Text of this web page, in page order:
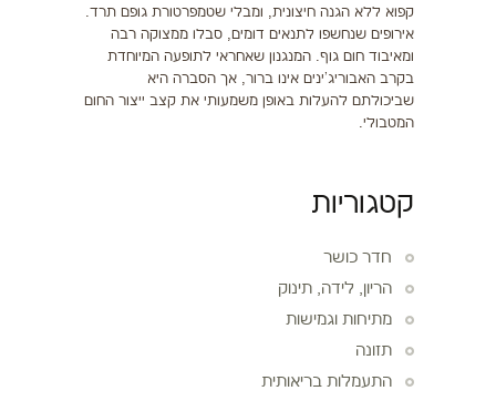
קפוא ללא הגנה חיצונית, ומבלי שטמפרטורת גופם תרד.
אירופים שנחשפו לתנאים דומים, סבלו ממצוקה רבה
ומאיבוד חום גוף. המנגנון שאחראי לתופעה המיוחדת
בקרב האבוריג'ינים אינו ברור, אך הסברה היא
שביכולתם להעלות באופן משמעותי את קצב ייצור החום
המטבולי.
קטגוריות
חדר כושר
הריון, לידה, תינוק
מתיחות וגמישות
תזונה
התעמלות בריאותית